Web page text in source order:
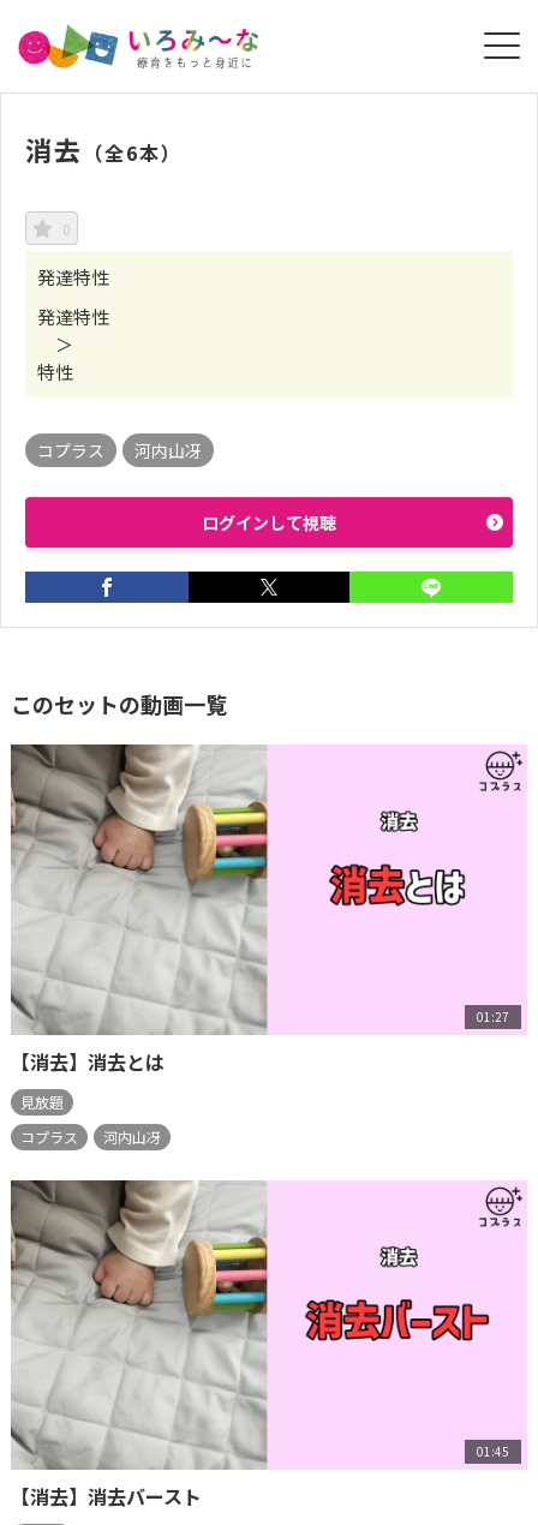
消去 （全6本）
0
発達特性
発達特性
＞
特性
コプラス 河内山冴
ログインして視聴
このセットの動画一覧
01:27
【消去】消去とは
見放題
コプラス
河内山冴
01:45
【消去】消去バースト